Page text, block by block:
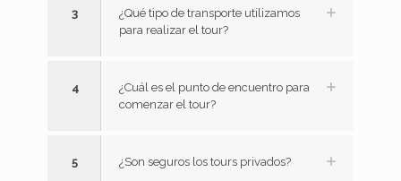
3
¿Qué tipo de transporte utilizamos
para realizar el tour?
4
¿Cuál es el punto de encuentro para
comenzar el tour?
5 ¿Son seguros los tours privados?